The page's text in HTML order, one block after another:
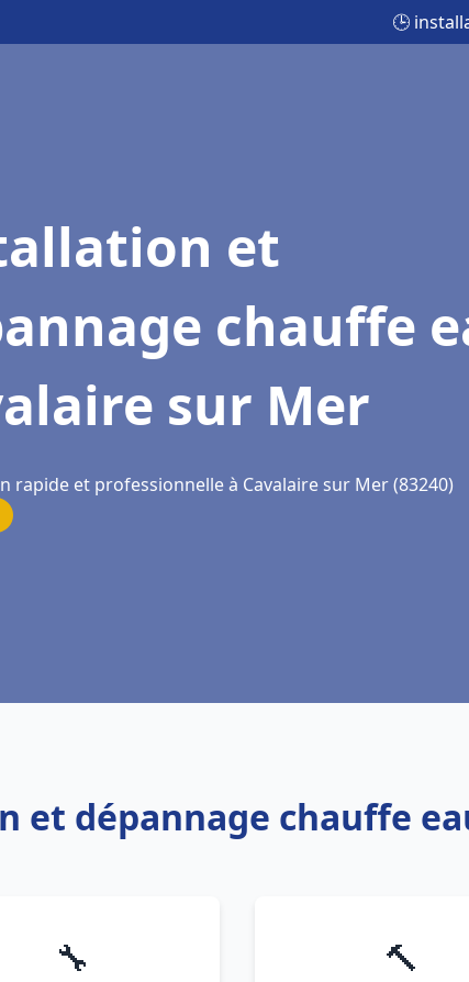
🕒
et
chauffe
sur Mer
rapide et professionnelle à Cavalaire sur Mer (83240)
et dépannage chauffe
🔧 🔨